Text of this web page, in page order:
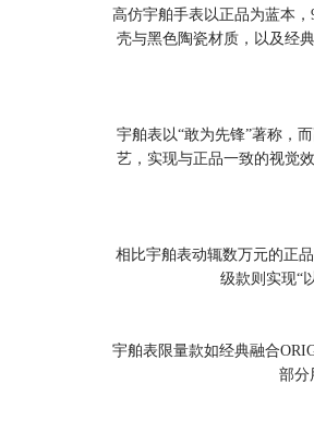
高仿宇舶手表以正品为蓝本
壳与黑色陶瓷材质，以及经
宇舶表以“敢为先锋”著称，
艺，实现与正品一致的视觉
相比宇舶表动辄数万元的正
级款则实现“
宇舶表限量款如经典融合
部分